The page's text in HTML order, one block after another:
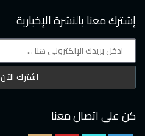
إشترك معنا بالنشرة الإخبارية
اشترك الآن
كن على اتصال معنا